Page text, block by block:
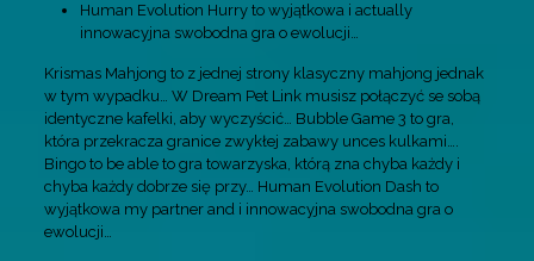
Human Evolution Hurry to wyjątkowa i actually
innowacyjna swobodna gra o ewolucji…
Krismas Mahjong to z jednej strony klasyczny mahjong jednak
w tym wypadku… W Dream Pet Link musisz połączyć se sobą
identyczne kafelki, aby wyczyścić… Bubble Game 3 to gra,
która przekracza granice zwykłej zabawy unces kulkami….
Bingo to be able to gra towarzyska, którą zna chyba każdy i
chyba każdy dobrze się przy… Human Evolution Dash to
wyjątkowa my partner and i innowacyjna swobodna gra o
ewolucji…